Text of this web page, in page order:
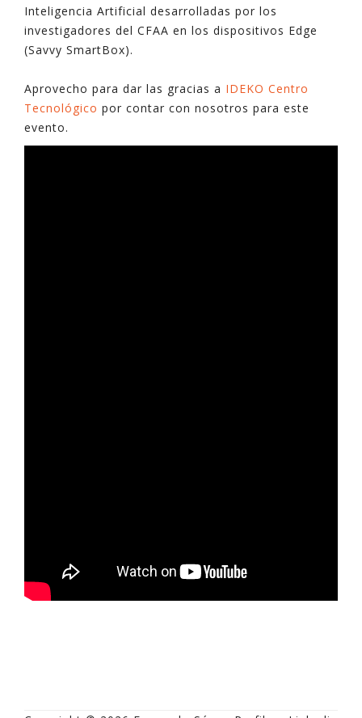
Inteligencia Artificial desarrolladas por los
investigadores del CFAA en los dispositivos Edge
(Savvy SmartBox).
Aprovecho para dar las gracias a IDEKO Centro
Tecnológico por contar con nosotros para este
evento.